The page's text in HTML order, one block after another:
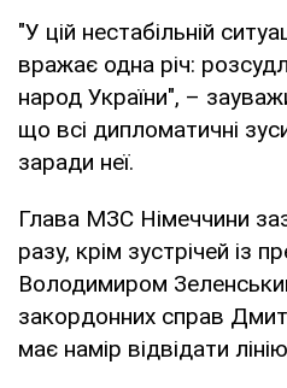
"У цій нестабільній
вражає одна річ:
народ України", –
що всі дипломатичні
заради неї.
Глава МЗС Німеччини
разу, крім зустрічей із
Володимиром
закордонних справ
має намір відвідати